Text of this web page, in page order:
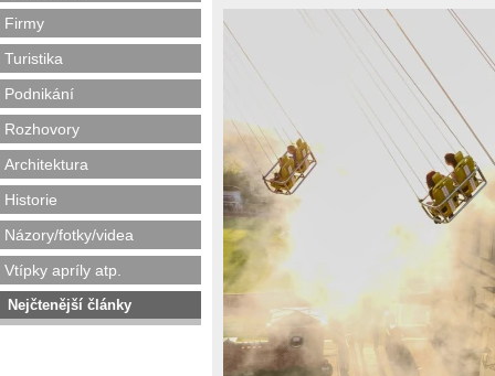
Firmy
Turistika
Podnikání
Rozhovory
Architektura
Historie
Názory/fotky/videa
Vtípky apríly atp.
Nejčtenější články